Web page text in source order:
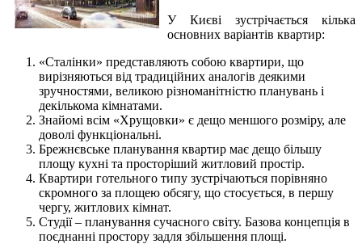
У Києві зустрічається кілька
основних варіантів квартир:
«Сталінки» представляють собою квартири, що
вирізняються від традиційних аналогів деякими
зручностями, великою різноманітністю планувань і
декількома кімнатами.
Знайомі всім «Хрущовки» є дещо меншого розміру, але
доволі функціональні.
Брежнєвське планування квартир має дещо більшу
площу кухні та просторіший житловий простір.
Квартири готельного типу зустрічаються порівняно
скромного за площею обсягу, що стосується, в першу
чергу, житлових кімнат.
Студії – планування сучасного світу. Базова концепція в
поєднанні простору задля збільшення площі.